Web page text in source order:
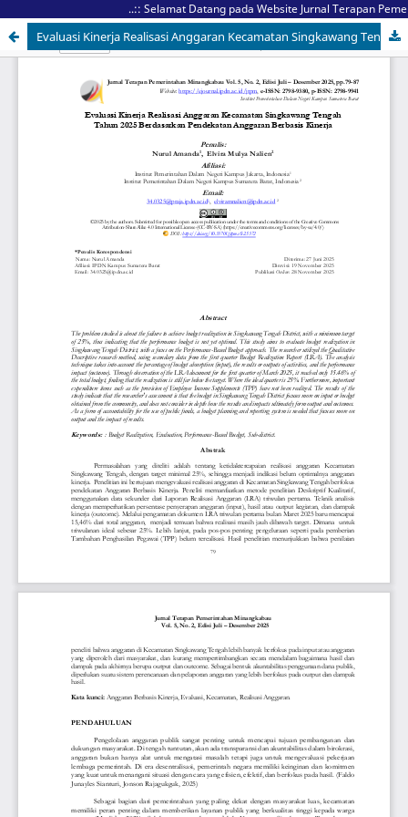
..:: Selamat Datang pada Website Jurnal Terapan
Evaluasi Kinerja Realisasi Anggaran Kecamatan Singkawang Tengah Tahun 2025 Berdasarkan Pendekatan Anggaran Berbasis Kinerja